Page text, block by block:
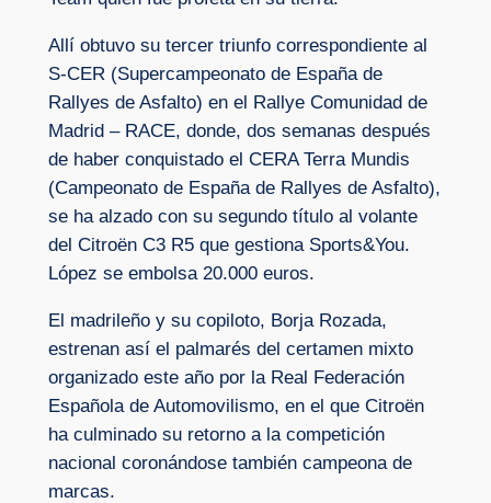
Allí obtuvo su tercer triunfo correspondiente al
S-CER (Supercampeonato de España de
Rallyes de Asfalto) en el Rallye Comunidad de
Madrid – RACE, donde, dos semanas después
de haber conquistado el CERA Terra Mundis
(Campeonato de España de Rallyes de Asfalto),
se ha alzado con su segundo título al volante
del Citroën C3 R5 que gestiona Sports&You.
López se embolsa 20.000 euros.
El madrileño y su copiloto, Borja Rozada,
estrenan así el palmarés del certamen mixto
organizado este año por la Real Federación
Española de Automovilismo, en el que Citroën
ha culminado su retorno a la competición
nacional coronándose también campeona de
marcas.